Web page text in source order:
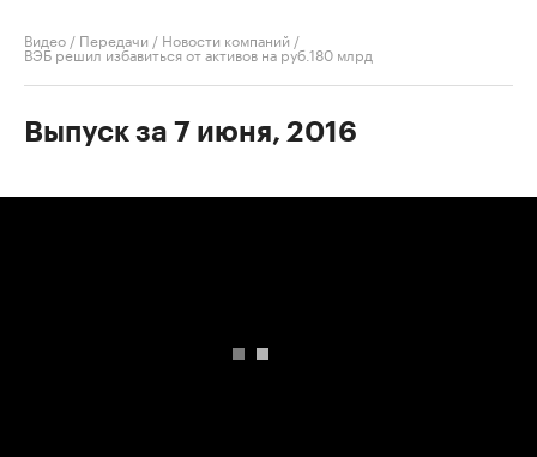
Видео / Передачи / Новости компаний /
ВЭБ решил избавиться от активов на руб.180 млрд
Выпуск за 7 июня, 2016